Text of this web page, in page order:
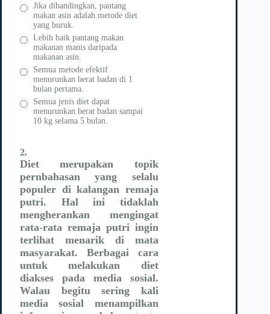
Jika dibandingkan, pantang
makan asin adalah metode diet
yang buruk.
Lebih baik pantang makan
makanan manis daripada
makanan asin.
Semua metode efektif
menurunkan berat badan di 1
bulan pertama.
Semua jenis diet dapat
menurunkan berat badan sampai
10 kg selama 5 bulan.
2.
Diet merupakan topik
pernbahasan yang selalu
populer di kalangan remaja
putri. Hal ini tidaklah
mengherankan mengingat
rata-rata remaja putri ingin
terlihat menarik di mata
masyarakat. Berbagai cara
untuk melakukan diet
diakses pada media sosial.
Walau begitu sering kali
media sosial menampilkan